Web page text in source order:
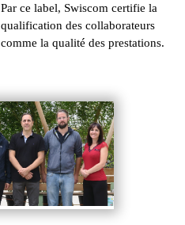
Par ce label, Swiscom certifie la
qualification des collaborateurs
comme la qualité des prestations.